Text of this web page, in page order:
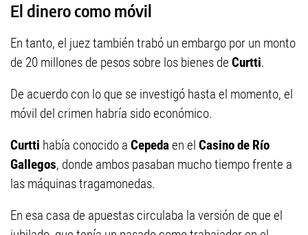
El dinero como móvil
En tanto, el juez también trabó un embargo por un monto
de 20 millones de pesos sobre los bienes de Curtti.
De acuerdo con lo que se investigó hasta el momento, el
móvil del crimen habría sido económico.
Curtti había conocido a Cepedaen el Casino de Río
Gallegos, donde ambos pasaban mucho tiempo frente a
las máquinas tragamonedas.
En esa casa de apuestas circulaba la versión de que el